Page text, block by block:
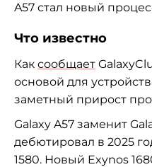
A57 стал новый
Что известно
Как сообщает
основой для
заметный прирост
Galaxy A57 заменит
дебютировал в 2025
1580. Новый Exynos